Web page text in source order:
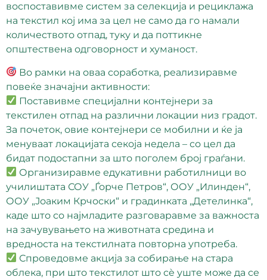
воспоставивме систем за селекција и рециклажа
на текстил кој има за цел не само да го намали
количеството отпад, туку и да поттикне
општествена одговорност и хуманост.
Во рамки на оваа соработка, реализиравме
повеќе значајни активности:
Поставивме специјални контејнери за
текстилен отпад на различни локации низ градот.
За почеток, овие контејнери се мобилни и ќе ја
менуваат локацијата секоја недела – со цел да
бидат подостапни за што поголем број граѓани.
Организиравме едукативни работилници во
училиштата СОУ „Ѓорче Петров“, ООУ „Илинден“,
ООУ „Јоаким Крчоски“ и градинката „Детелинка“,
каде што со најмладите разговаравме за важноста
на зачувувањето на животната средина и
вредноста на текстилната повторна употреба.
Спроведовме акција за собирање на стара
облека, при што текстилот што сè уште може да се